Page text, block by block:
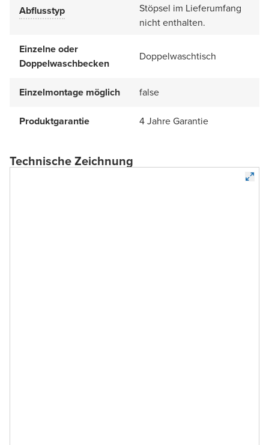
Abflusstyp
Stöpsel im Lieferumfang
nicht enthalten.
Einzelne oder
Doppelwaschbecken
Doppelwaschtisch
Einzelmontage möglich false
Produktgarantie 4 Jahre Garantie
Technische Zeichnung